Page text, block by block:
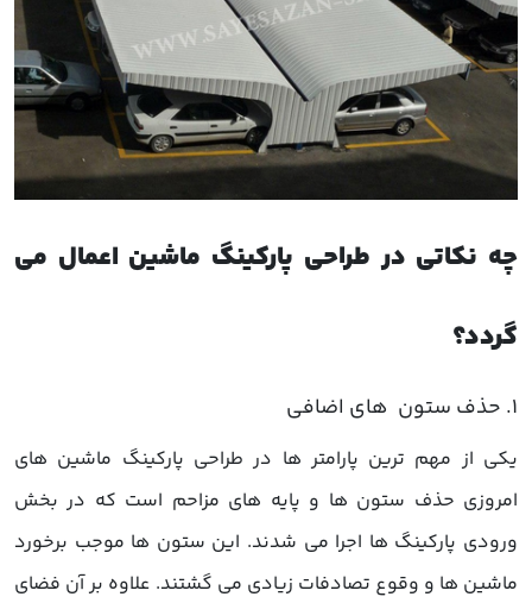
چه نکاتی در طراحی پارکینگ ماشین اعمال می
گردد؟
یکی از مهم ترین پارامتر ها در طراحی پارکینگ ماشین های
امروزی حذف ستون ها و پایه های مزاحم است که در بخش
ورودی پارکینگ ها اجرا می شدند. این ستون ها موجب برخورد
ماشین ها و وقوع تصادفات زیادی می گشتند. علاوه بر آن فضای